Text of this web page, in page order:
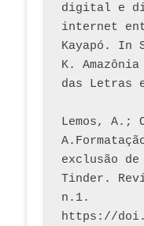
digital e
internet
Kayapó. In
K.
das Letras
Lemos, A.;
exclusão
Tinder.
n.1.
https://